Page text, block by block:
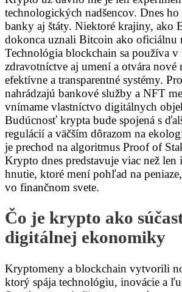
technologických nadšencov. Dnes
banky aj štáty. Niektoré krajiny, ako
dokonca uznali Bitcoin ako oficiálnu
Technológia blockchain sa používa v
zdravotníctve aj umení a otvára nové
efektívne a transparentné systémy.
nahrádzajú bankové služby a NFT
vnímame vlastníctvo digitálnych
Budúcnosť krypta bude spojená s
regulácií a väčším dôrazom na
je prechod na algoritmus Proof of
Krypto dnes predstavuje viac než len
hnutie, ktoré mení pohľad na
vo finančnom svete.
Čo je krypto ako
digitálnej ekonomiky
Kryptomeny a blockchain vytvorili
ktorý spája technológiu, inovácie a